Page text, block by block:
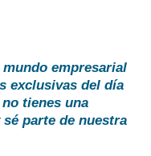
empresarial
exclusivas del día
tienes una
sé parte de nuestra